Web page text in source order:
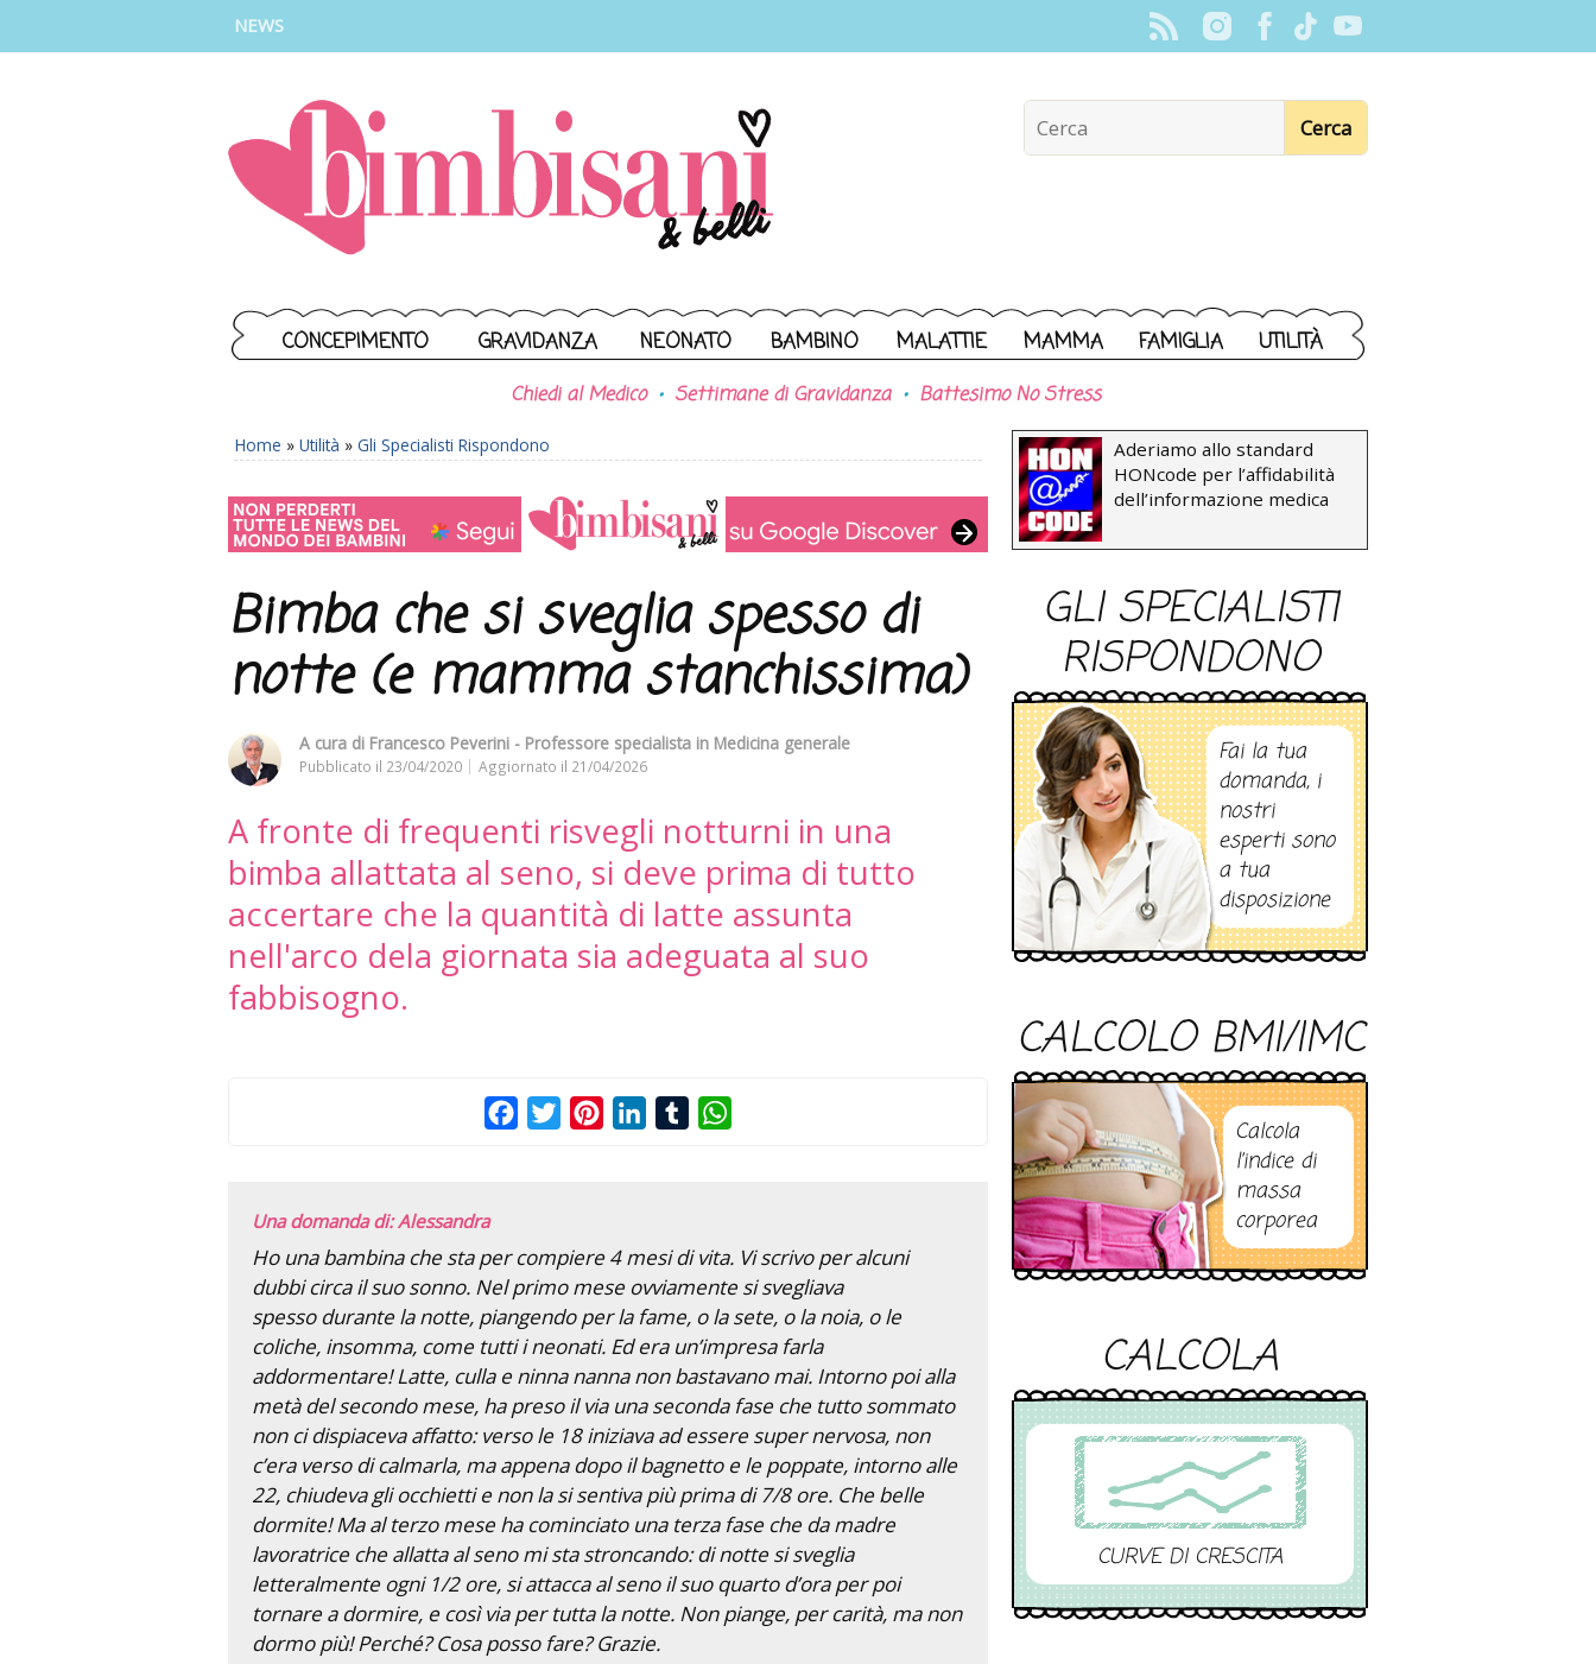
NEWS
CONCEPIMENTO GRAVIDANZA NEONATO BAMBINO MALATTIE MAMMA FAMIGLIA UTILITÀ
Chiedi al Medico Settimane di Gravidanza Battesimo No Stress
Home » Utilità » Gli Specialisti Rispondono
Bimba che si sveglia spesso di
notte (e mamma stanchissima)
A cura di Francesco Peverini - Professore specialista in Medicina generale
Pubblicato il 23/04/2020 Aggiornato il 21/04/2026
A fronte di frequenti risvegli notturni in una
bimba allattata al seno, si deve prima di tutto
accertare che la quantità di latte assunta
nell'arco dela giornata sia adeguata al suo
fabbisogno.
FacebookTwitterPinterestLinkedInTumblr
Una domanda di: Alessandra
Ho una bambina che sta per compiere 4 mesi di vita. Vi scrivo per alcuni
dubbi circa il suo sonno. Nel primo mese ovviamente si svegliava
spesso durante la notte, piangendo per la fame, o la sete, o la noia, o le
coliche, insomma, come tutti i neonati. Ed era un’impresa farla
addormentare! Latte, culla e ninna nanna non bastavano mai. Intorno poi alla
metà del secondo mese, ha preso il via una seconda fase che tutto sommato
non ci dispiaceva affatto: verso le 18 iniziava ad essere super nervosa, non
c’era verso di calmarla, ma appena dopo il bagnetto e le poppate, intorno alle
22, chiudeva gli occhietti e non la si sentiva più prima di 7/8 ore. Che belle
dormite! Ma al terzo mese ha cominciato una terza fase che da madre
lavoratrice che allatta al seno mi sta stroncando: di notte si sveglia
letteralmente ogni 1/2 ore, si attacca al seno il suo quarto d’ora per poi
tornare a dormire, e così via per tutta la notte. Non piange, per carità, ma non
dormo più! Perché? Cosa posso fare? Grazie.
Aderiamo allo standard
HONcode per l’affidabilità
dell’informazione medica
GLI SPECIALISTI
RISPONDONO
Fai la tua
domanda, i
nostri
esperti sono
a tua
disposizione
CALCOLO BMI/IMC
Calcola
l’indice di
massa
corporea
CALCOLA
CURVE DI CRESCITA